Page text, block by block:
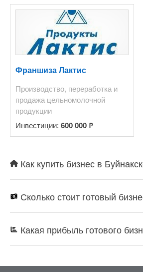
Франшиза Лактис
Производство, переработка и
продажа цельномолочной
продукции
Инвестиции: 600 000 ₽
Как купить бизнес в
Сколько стоит готовый
Какая прибыль готового